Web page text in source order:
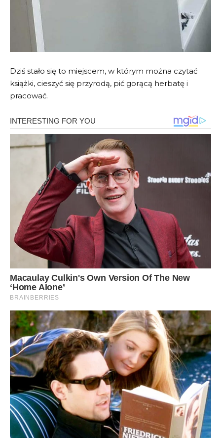
Dziś stało się to miejscem, w którym można czytać
książki, cieszyć się przyrodą, pić gorącą herbatę i
pracować.